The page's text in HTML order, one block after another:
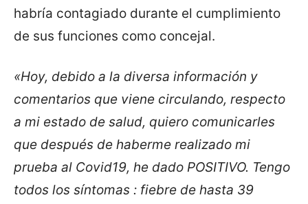
habría contagiado durante el cumplimiento
de sus funciones como concejal.
«Hoy, debido a la diversa información y
comentarios que viene circulando, respecto
a mi estado de salud, quiero comunicarles
que después de haberme realizado mi
prueba al Covid19, he dado POSITIVO. Tengo
todos los síntomas : fiebre de hasta 39